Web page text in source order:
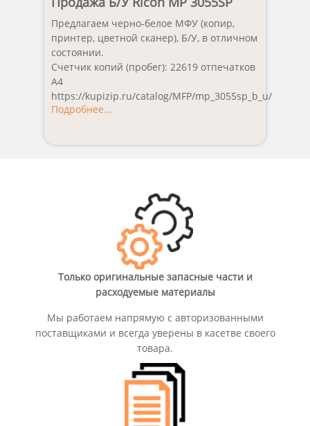
Предлагаем черно-белое МФУ (копир,
принтер, цветной сканер), Б/У, в отличном
состоянии.
Счетчик копий (пробег): 22619 отпечатков
А4
https://kupizip.ru/catalog/MFP/mp_3055sp_b_u/
Подробнее...
Только оригинальные запасные части и
расходуемые материалы
Мы работаем напрямую с авторизованными
поставщиками и всегда уверены в касетве своего
товара.